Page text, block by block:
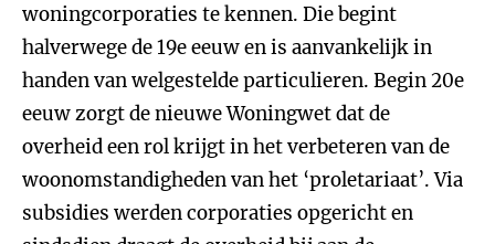
woningcorporaties te kennen. Die begint
halverwege de 19e eeuw en is aanvankelijk in
handen van welgestelde particulieren. Begin 20e
eeuw zorgt de nieuwe Woningwet dat de
overheid een rol krijgt in het verbeteren van de
woonomstandigheden van het ‘proletariaat’. Via
subsidies werden corporaties opgericht en